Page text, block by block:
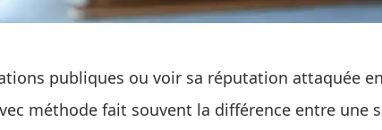
publiques ou voir sa réputation attaquée
méthode fait souvent la différence entre une